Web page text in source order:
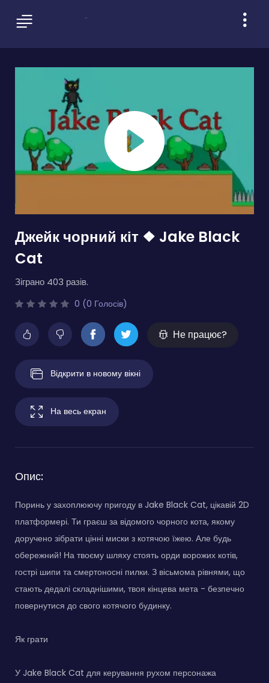
Джейк чорний кіт ❖ Jake Black
Cat
Зіграно 403 разів.
0 (0 Голосів)
Не працює?
Відкрити в новому вікні
На весь екран
Опис:
Поринь у захоплюючу пригоду в Jake Black Cat, цікавій 2D
платформері. Ти граєш за відомого чорного кота, якому
доручено зібрати цінні миски з котячою їжею. Але будь
обережний! На твоєму шляху стоять орди ворожих котів,
гострі шипи та смертоносні пилки. З вісьмома рівнями, що
стають дедалі складнішими, твоя кінцева мета - безпечно
повернутися до свого котячого будинку.
Як грати
У Jake Black Cat для керування рухом персонажа